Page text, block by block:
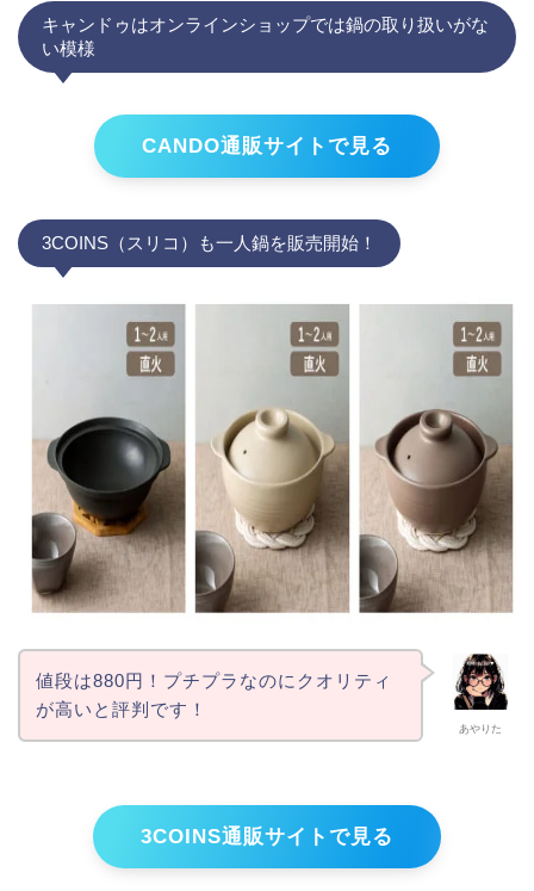
キャンドゥはオンラインショップでは鍋の取り扱いがな
い模様
CANDO通販サイトで見る
3COINS（スリコ）も一人鍋を販売開始！
あやりた
値段は880円！プチプラなのにクオリティ
が高いと評判です！
3COINS通販サイトで見る